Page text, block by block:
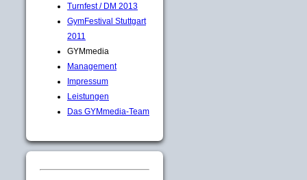
Turnfest / DM 2013
GymFestival Stuttgart
2011
GYMmedia
Management
Impressum
Leistungen
Das GYMmedia-Team